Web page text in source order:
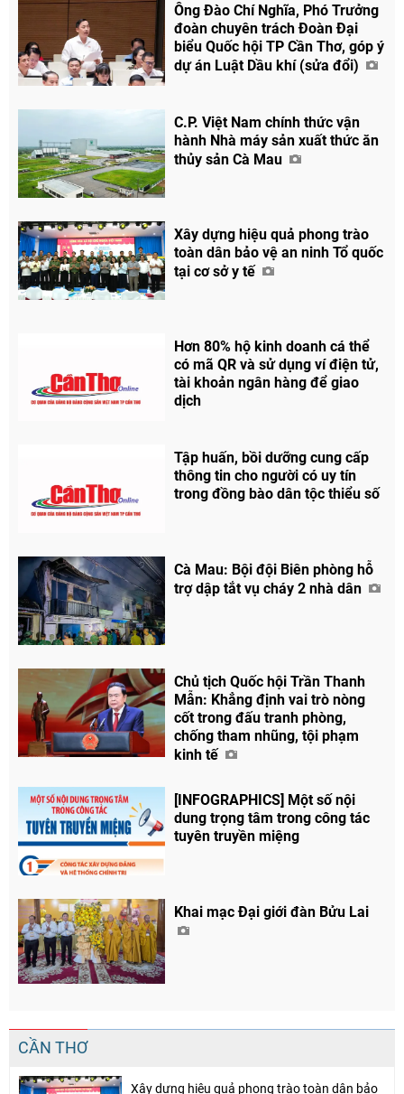
Ông Đào Chí Nghĩa, Phó Trưởng
đoàn chuyên trách Đoàn Đại
biểu Quốc hội TP Cần Thơ, góp ý
dự án Luật Dầu khí (sửa đổi)
C.P. Việt Nam chính thức vận
hành Nhà máy sản xuất thức ăn
thủy sản Cà Mau
Xây dựng hiệu quả phong trào
toàn dân bảo vệ an ninh Tổ quốc
tại cơ sở y tế
Hơn 80% hộ kinh doanh cá thể
có mã QR và sử dụng ví điện tử,
tài khoản ngân hàng để giao
dịch
Tập huấn, bồi dưỡng cung cấp
thông tin cho người có uy tín
trong đồng bào dân tộc thiểu số
Cà Mau: Bội đội Biên phòng hỗ
trợ dập tắt vụ cháy 2 nhà dân
Chủ tịch Quốc hội Trần Thanh
Mẫn: Khẳng định vai trò nòng
cốt trong đấu tranh phòng,
chống tham nhũng, tội phạm
kinh tế
[INFOGRAPHICS] Một số nội
dung trọng tâm trong công tác
tuyên truyền miệng
Khai mạc Đại giới đàn Bửu Lai
CẦN THƠ
Xây dựng hiệu quả phong trào toàn dân bảo